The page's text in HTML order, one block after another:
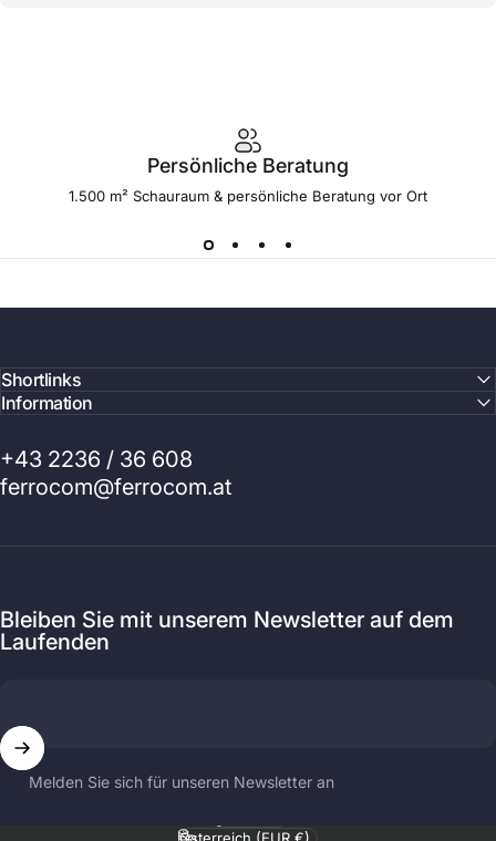
Persönliche Beratung
1.500 m² Schauraum & persönliche Beratung vor Ort
Shortlinks
Information
+43 2236 / 36 608
ferrocom@ferrocom.at
Bleiben Sie mit unserem Newsletter auf dem
Laufenden
Melden Sie sich für unseren Newsletter an
Sprache